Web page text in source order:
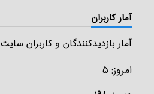
آمار کاربران
آمار بازدیدکنندگان و کاربران سایت
امروز: 5